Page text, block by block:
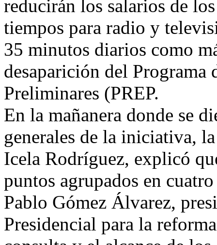
reducirán los salarios de
tiempos para radio y
35 minutos diarios como
desaparición del Programa
Preliminares (PREP.
En la mañanera donde se
generales de la iniciativa,
Icela Rodríguez, explicó
puntos agrupados en
Pablo Gómez Álvarez,
Presidencial para la